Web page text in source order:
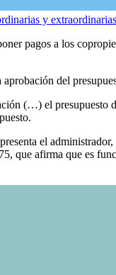
y
pagos a los
del
(…) el
el
que afirma que es